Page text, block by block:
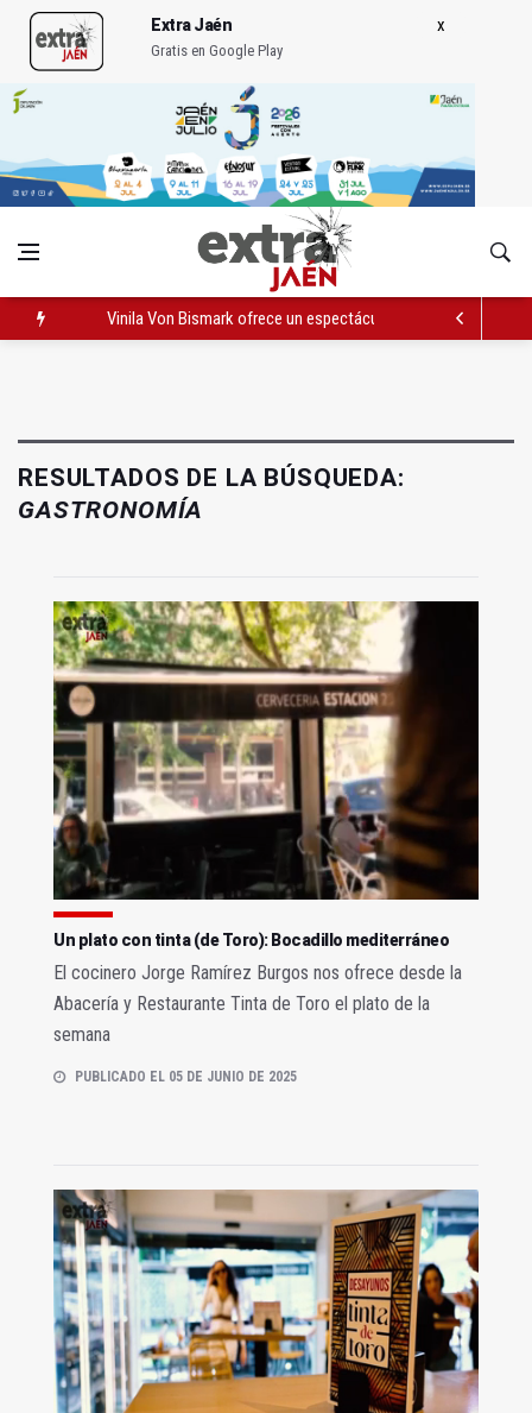
Extra Jaén
Gratis en Google Play
Vinila Von Bismark ofrece un espectáculo "rompedor" en el
El lateral izquiero sub 23 David Márquez, nuevo fichaje del
RESULTADOS DE LA BÚSQUEDA:
GASTRONOMÍA
Un plato con tinta (de Toro): Bocadillo mediterráneo
El cocinero Jorge Ramírez Burgos nos ofrece desde la
Abacería y Restaurante Tinta de Toro el plato de la
semana
PUBLICADO EL 05 DE JUNIO DE 2025